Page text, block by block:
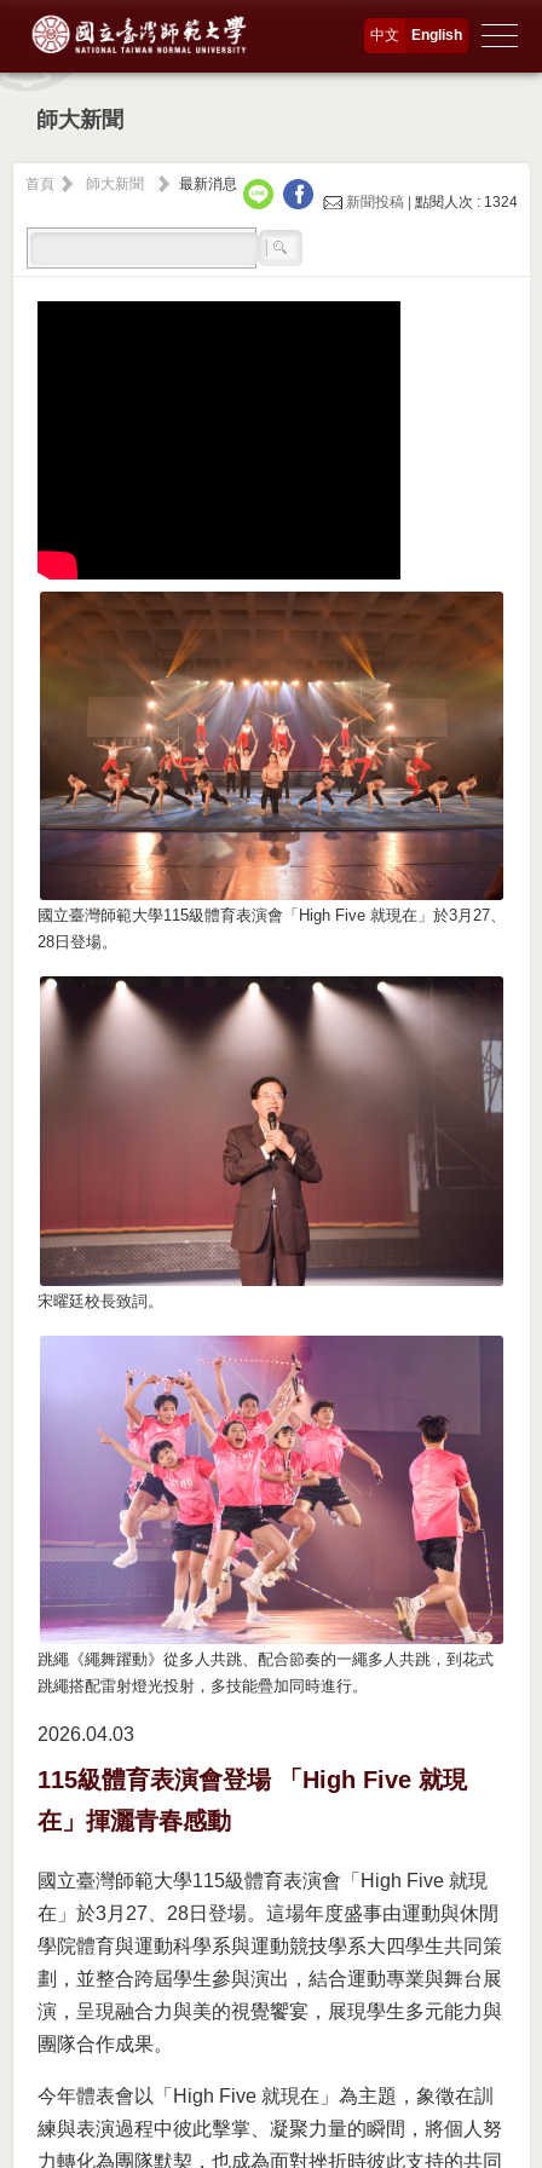
English
中文
師大新聞
首頁 師大新聞
最新消息
新聞投稿 |點閱人次 : 1324
國立臺灣師範大學115級體育表演會「High Five 就現在」於3月27、
28日登場。
宋曜廷校長致詞。
跳繩《繩舞躍動》從多人共跳、配合節奏的一繩多人共跳，到花式
跳繩搭配雷射燈光投射，多技能疊加同時進行。
2026.04 03
115級體育表演會登場 「High Five 就現
在」揮灑青春感動
國立臺灣師範大學115級體育表演會「High Five 就現
在」於3月27、28日登場。這場年度盛事由運動與休閒
學院體育與運動科學系與運動競技學系大四學生共同策
劃，並整合跨屆學生參與演出，結合運動專業與舞台展
演，呈現融合力與美的視覺饗宴，展現學生多元能力與
團隊合作成果。
今年體表會以「High Five 就現在」為主題，象徵在訓
練與表演過程中彼此擊掌、凝聚力量的瞬間，將個人努
力轉化為團隊默契，也成為面對挫折時彼此支持的共同